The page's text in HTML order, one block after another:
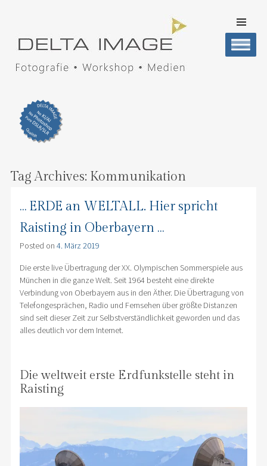
CONTENT
Tag Archives: Kommunikation
… ERDE an WELTALL. Hier spricht
Raisting in Oberbayern …
Posted on 4. März 2019
Die erste live Übertragung der XX. Olympischen Sommerspiele aus
München in die ganze Welt. Seit 1964 besteht eine direkte
Verbindung von Oberbayern aus in den Äther. Die Übertragung von
Telefongesprächen, Radio und Fernsehen über größte Distanzen
sind seit dieser Zeit zur Selbstverständlichkeit geworden und das
alles deutlich vor dem Internet.
Die weltweit erste Erdfunkstelle steht in
Raisting